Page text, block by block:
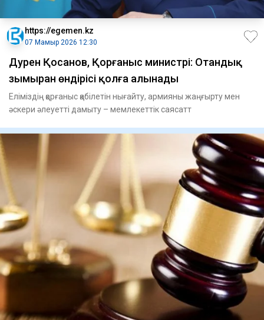
https://egemen.kz
07 Мамыр 2026 12:30
Дәурен Қосанов, Қорғаныс министрі: Отандық
зымыран өндірісі қолға алынады
Еліміздің қорғаныс қабілетін нығайту, армияны жаңғырту мен
әскери әлеуетті дамыту – мемлекеттік саясатт